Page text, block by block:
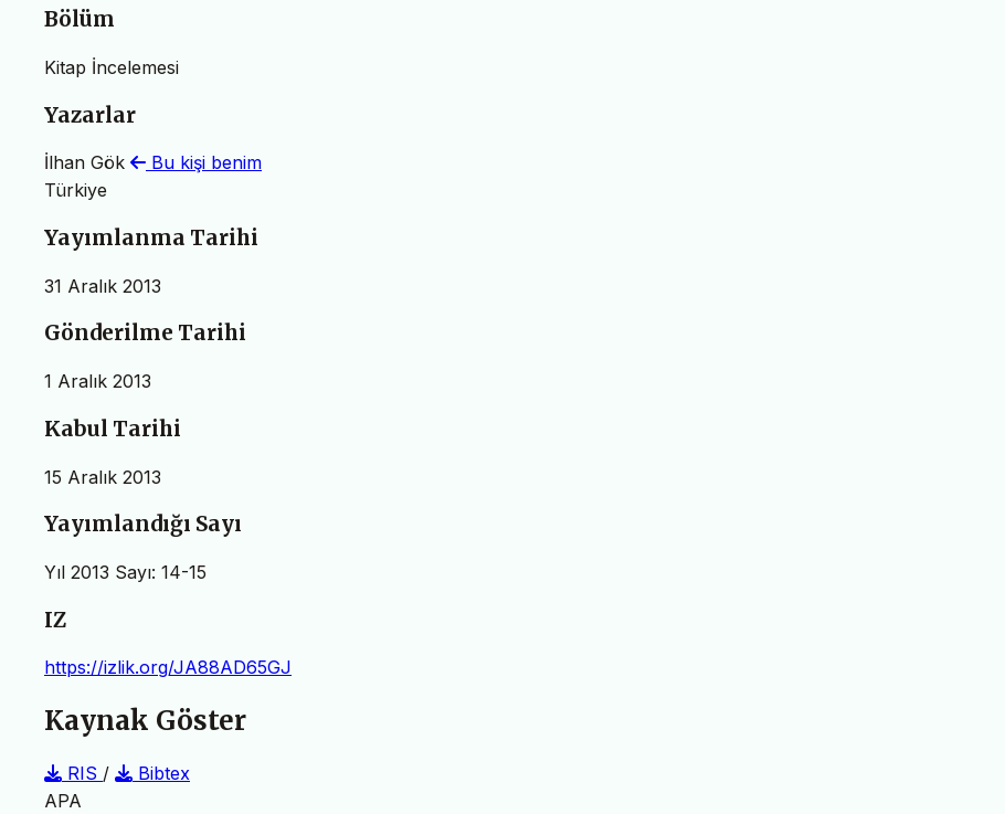
Bölüm
Kitap İncelemesi
Yazarlar
İlhan Gök
Bu kişi benim
Türkiye
Yayımlanma Tarihi
31 Aralık 2013
Gönderilme Tarihi
1 Aralık 2013
Kabul Tarihi
15 Aralık 2013
Yayımlandığı Sayı
Yıl 2013 Sayı: 14-15
IZ
https://izlik.org/JA88AD65GJ
Kaynak Göster
RIS /
Bibtex
APA